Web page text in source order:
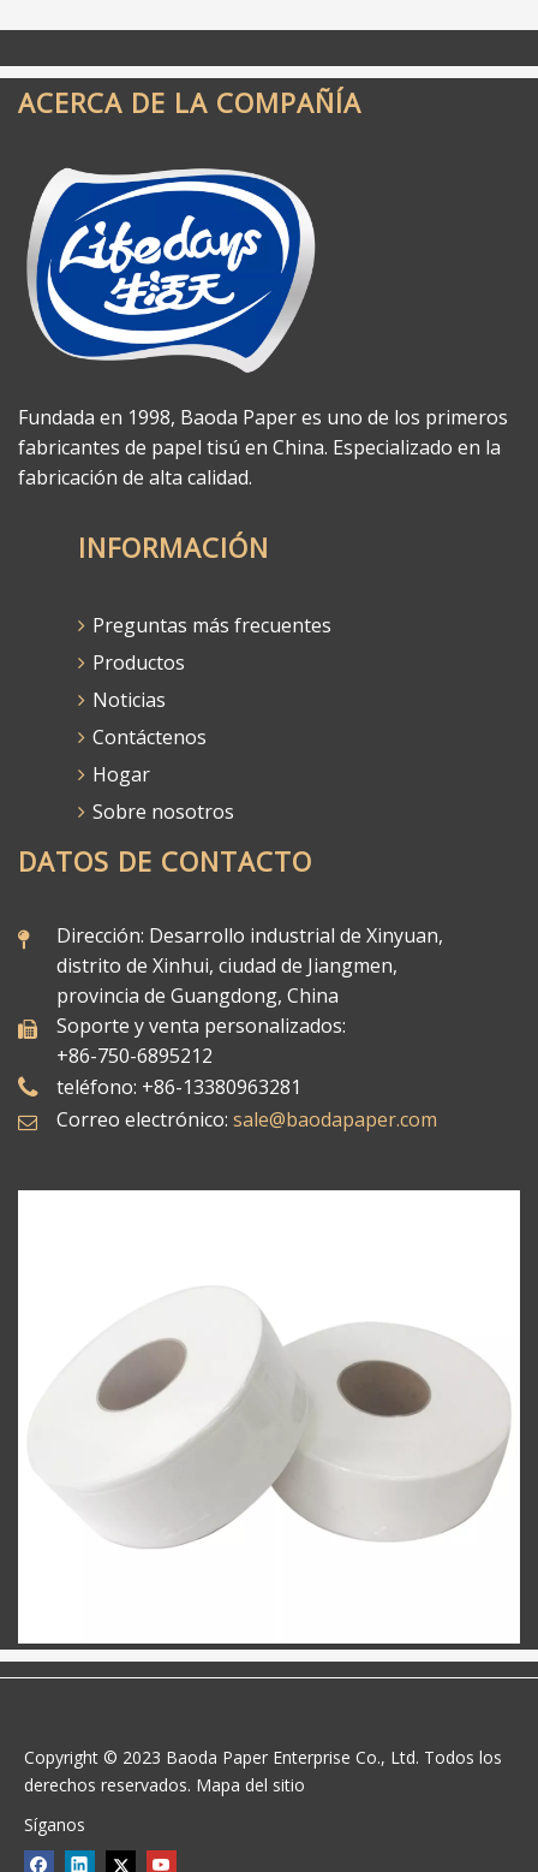
ACERCA DE LA COMPAÑÍA
Fundada en 1998, Baoda Paper es uno de los primeros
fabricantes de papel tisú en China. Especializado en la
fabricación de alta calidad.
INFORMACIÓN
Preguntas más frecuentes
Productos
Noticias
Contáctenos
Hogar
Sobre nosotros
DATOS DE CONTACTO
Dirección: Desarrollo industrial de Xinyuan,
distrito de Xinhui, ciudad de Jiangmen,
provincia de Guangdong, China
Soporte y venta personalizados:
+86-750-6895212
teléfono: +86-13380963281
Correo electrónico: sale@baodapaper.com​​​​​​​
Copyright © 2023 Baoda Paper Enterprise Co., Ltd. Todos los
derechos reservados. Mapa del sitio
Síganos